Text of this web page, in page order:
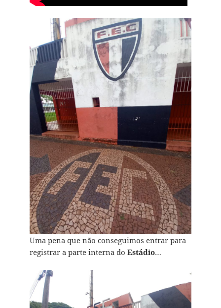
Uma pena que não conseguimos entrar para
registrar a parte interna do Estádio…